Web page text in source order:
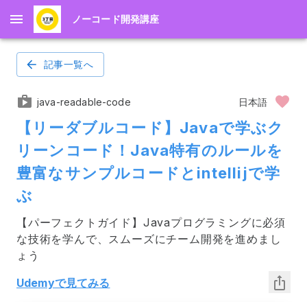
ノーコード開発講座
記事一覧へ
java-readable-code 日本語
【リーダブルコード】Javaで学ぶク
リーンコード！Java特有のルールを
豊富なサンプルコードとintellijで学
ぶ
【パーフェクトガイド】Javaプログラミングに必須
な技術を学んで、スムーズにチーム開発を進めまし
ょう
Udemyで見てみる